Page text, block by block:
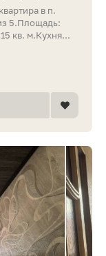
в п.
5.Площадь:
кв. м.Кухня...